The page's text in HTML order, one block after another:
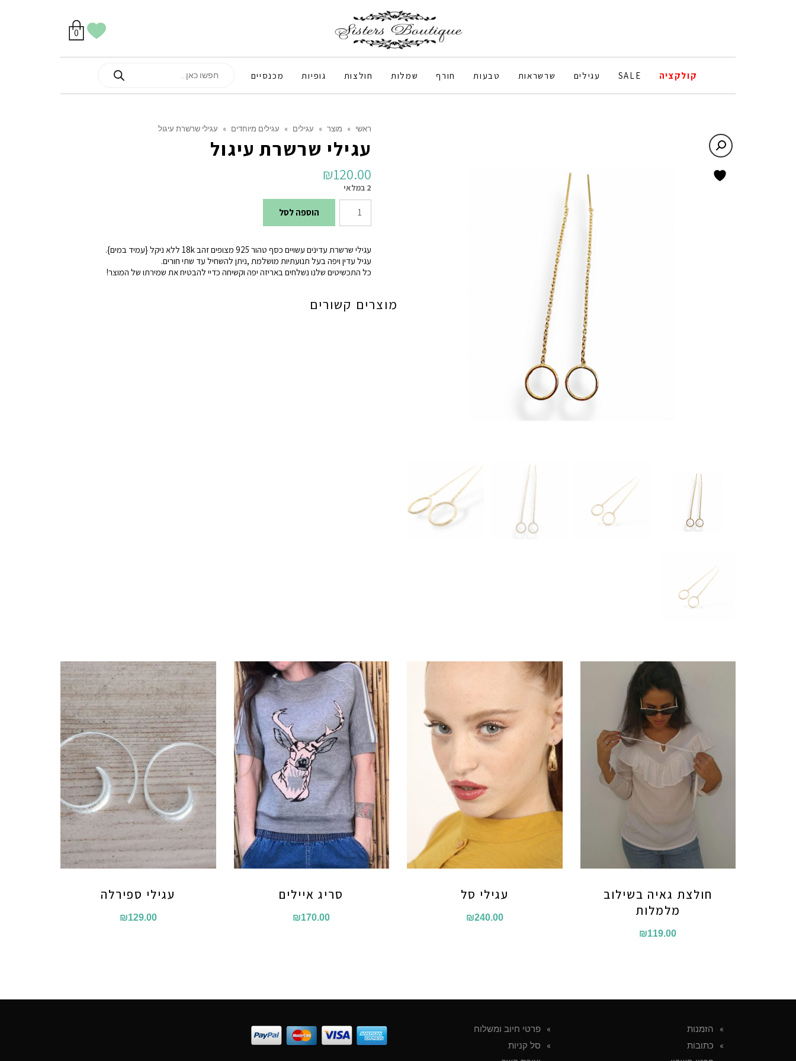
יש
לך
0מוצרים
בסל
הווישליסט
קולקציה SALE עגילים שרשראות טבעות חורף שמלות חולצות גופיות מכנסיים
ראשי » מוצר » עגילים » עגילים מיוחדים » עגילי שרשרת עיגול
עגילי שרשרת עיגול
₪120.00
2 במלאי
כמות
של
שרשרת
עיגול
הוספה לסל
עגילי שרשרת עדינים עשויים כסף טהור 925 מצופים זהב 18k ללא ניקל {עמיד במים}.
עגיל עדין ויפה בעל תנועתיות מושלמת ,ניתן להשחיל עד שתי חורים.
כל התכשיטים שלנו נשלחים באריזה יפה וקשיחה כדיי להבטיח את שמירתו של המוצר!
מוצרים קשורים
עגילי ספירלה
₪129.00
סריג איילים
₪170.00
עגילי סל
₪240.00
חולצת גאיה בשילוב
מלמלות
₪119.00
הזמנות
כתובות
פרטי חיוב ומשלוח
סל קניות